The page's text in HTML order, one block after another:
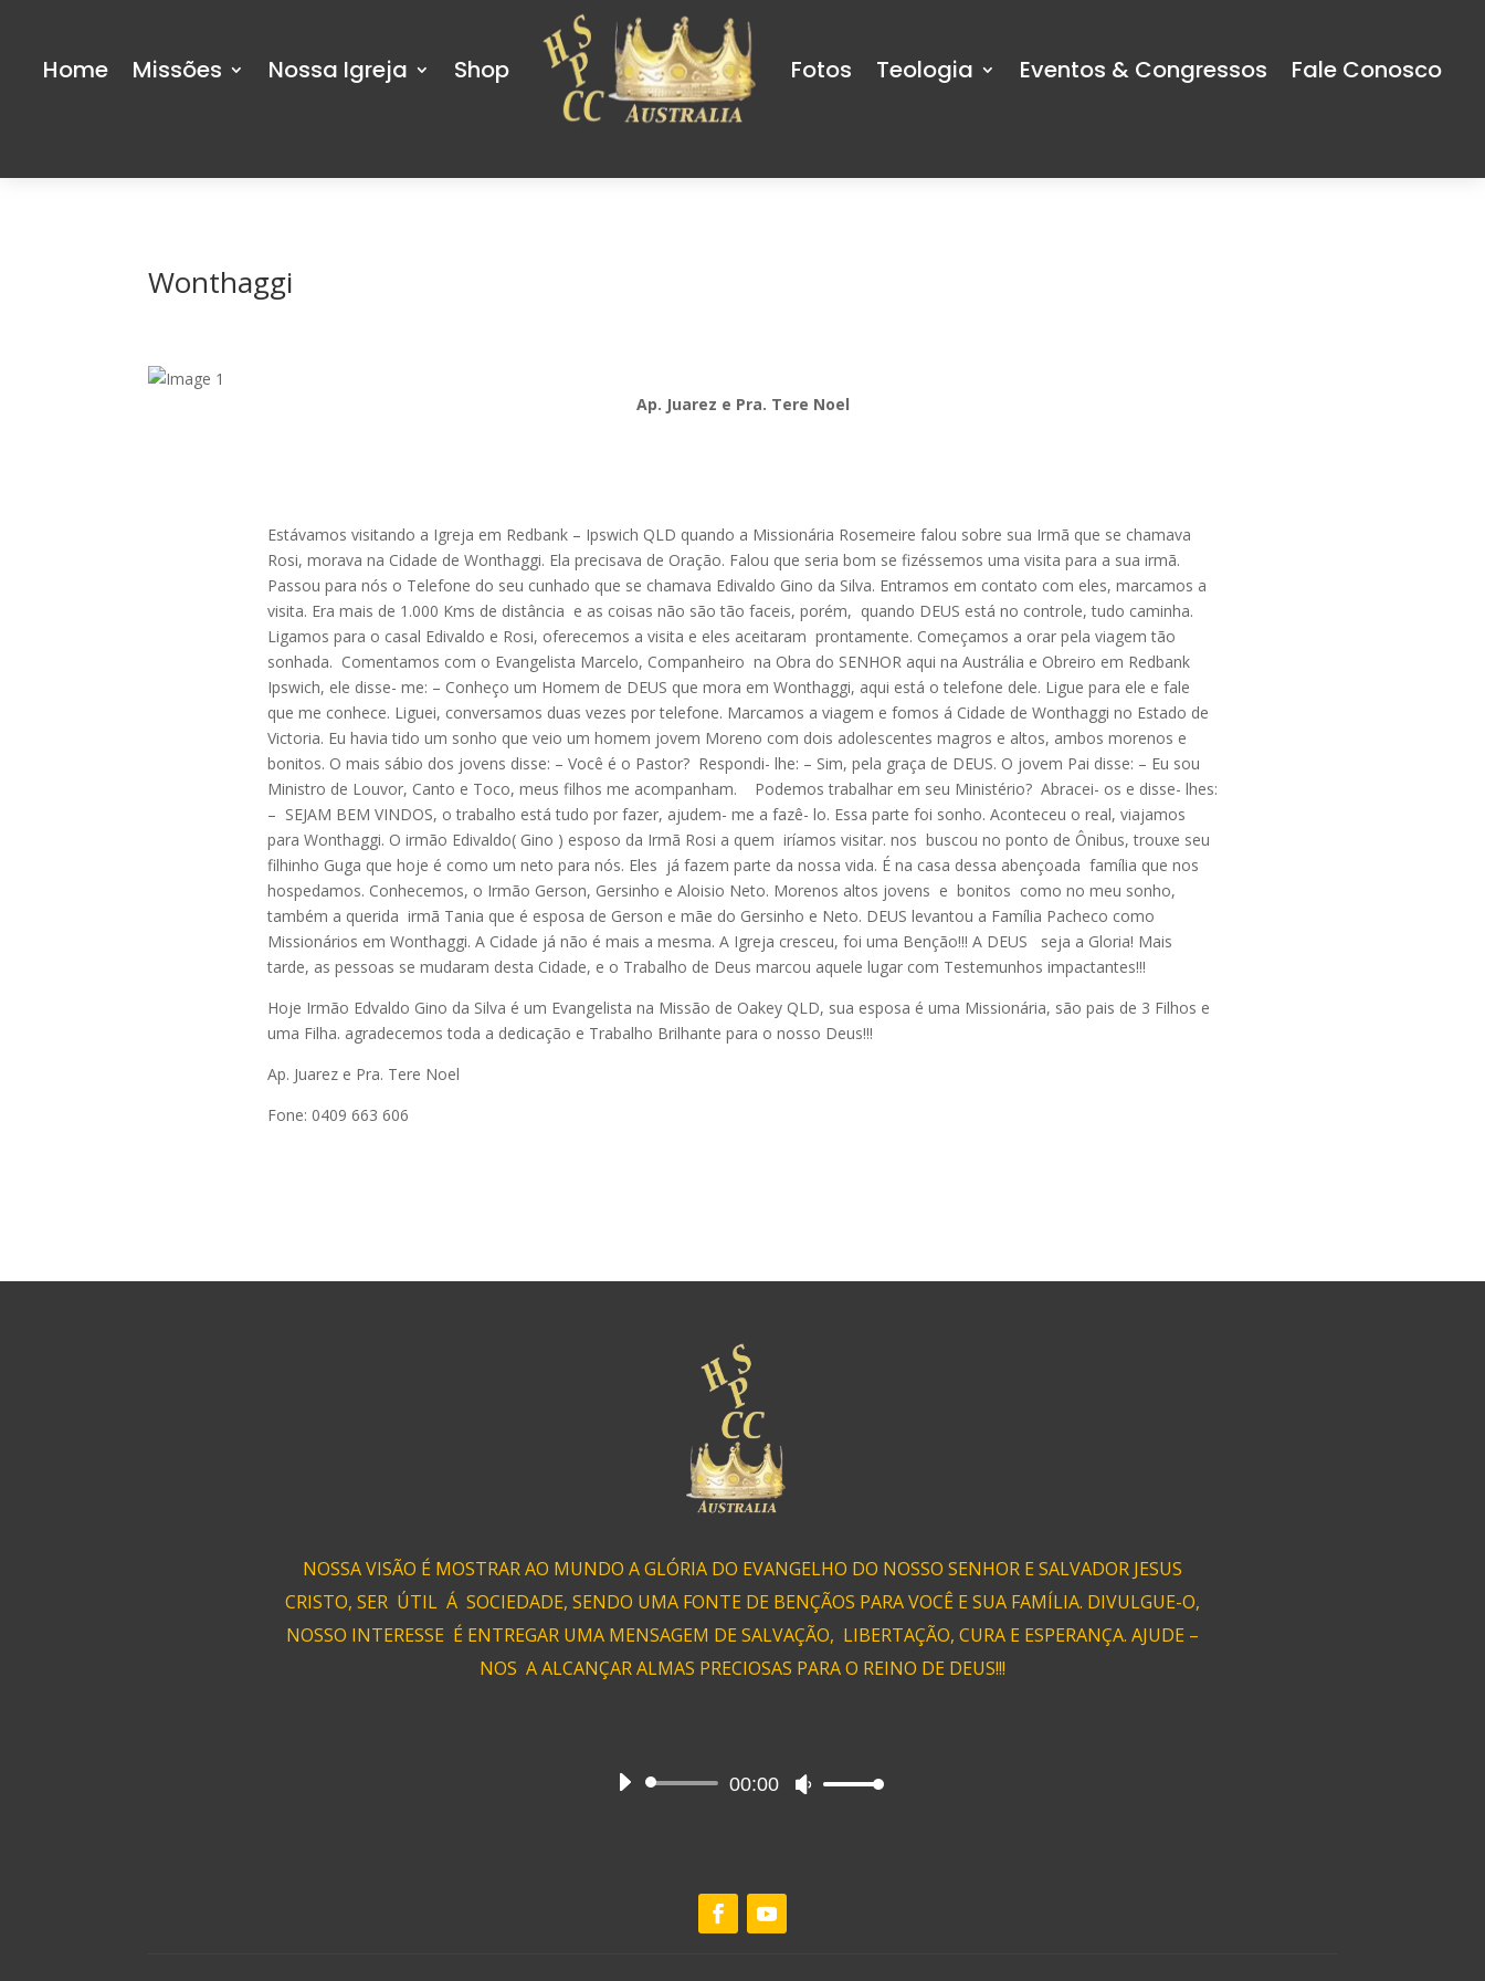
Home Missões Nossa Igreja Shop Fotos Teologia Eventos & Congressos Fale Conosco
Wonthaggi
Ap. Juarez e Pra. Tere Noel
Estávamos visitando a Igreja em Redbank – Ipswich QLD quando a Missionária Rosemeire falou sobre sua Irmã que se chamava
Rosi, morava na Cidade de Wonthaggi. Ela precisava de Oração. Falou que seria bom se fizéssemos uma visita para a sua irmã.
Passou para nós o Telefone do seu cunhado que se chamava Edivaldo Gino da Silva. Entramos em contato com eles, marcamos a
visita. Era mais de 1.000 Kms de distância e as coisas não são tão faceis, porém, quando DEUS está no controle, tudo caminha.
Ligamos para o casal Edivaldo e Rosi, oferecemos a visita e eles aceitaram prontamente. Começamos a orar pela viagem tão
sonhada. Comentamos com o Evangelista Marcelo, Companheiro na Obra do SENHOR aqui na Austrália e Obreiro em Redbank
Ipswich, ele disse- me: – Conheço um Homem de DEUS que mora em Wonthaggi, aqui está o telefone dele. Ligue para ele e fale
que me conhece. Liguei, conversamos duas vezes por telefone. Marcamos a viagem e fomos á Cidade de Wonthaggi no Estado de
Victoria. Eu havia tido um sonho que veio um homem jovem Moreno com dois adolescentes magros e altos, ambos morenos e
bonitos. O mais sábio dos jovens disse: – Você é o Pastor? Respondi- lhe: – Sim, pela graça de DEUS. O jovem Pai disse: – Eu sou
Ministro de Louvor, Canto e Toco, meus filhos me acompanham. Podemos trabalhar em seu Ministério? Abracei- os e disse- lhes:
– SEJAM BEM VINDOS, o trabalho está tudo por fazer, ajudem- me a fazê- lo. Essa parte foi sonho. Aconteceu o real, viajamos
para Wonthaggi. O irmão Edivaldo( Gino ) esposo da Irmã Rosi a quem iríamos visitar. nos buscou no ponto de Ônibus, trouxe seu
filhinho Guga que hoje é como um neto para nós. Eles já fazem parte da nossa vida. É na casa dessa abençoada família que nos
hospedamos. Conhecemos, o Irmão Gerson, Gersinho e Aloisio Neto. Morenos altos jovens e bonitos como no meu sonho,
também a querida irmã Tania que é esposa de Gerson e mãe do Gersinho e Neto. DEUS levantou a Família Pacheco como
Missionários em Wonthaggi. A Cidade já não é mais a mesma. A Igreja cresceu, foi uma Benção!!! A DEUS seja a Gloria! Mais
tarde, as pessoas se mudaram desta Cidade, e o Trabalho de Deus marcou aquele lugar com Testemunhos impactantes!!!
Hoje Irmão Edvaldo Gino da Silva é um Evangelista na Missão de Oakey QLD, sua esposa é uma Missionária, são pais de 3 Filhos e
uma Filha. agradecemos toda a dedicação e Trabalho Brilhante para o nosso Deus!!!
Ap. Juarez e Pra. Tere Noel
Fone: 0409 663 606
NOSSA VISÃO É MOSTRAR AO MUNDO A GLÓRIA DO EVANGELHO DO NOSSO SENHOR E SALVADOR JESUS
CRISTO, SER ÚTIL Á SOCIEDADE, SENDO UMA FONTE DE BENÇÃOS PARA VOCÊ E SUA FAMÍLIA. DIVULGUE-O,
NOSSO INTERESSE É ENTREGAR UMA MENSAGEM DE SALVAÇÃO, LIBERTAÇÃO, CURA E ESPERANÇA. AJUDE –
NOS A ALCANÇAR ALMAS PRECIOSAS PARA O REINO DE DEUS!!!
Audio
00:00
Use